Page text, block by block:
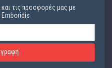
τις προσφορές μας με